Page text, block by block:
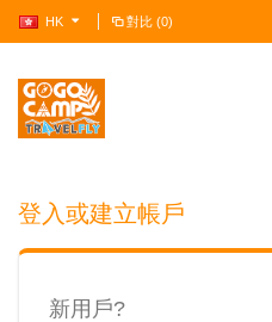
HK 對比 (0)
登入或建立帳戶
新用戶?